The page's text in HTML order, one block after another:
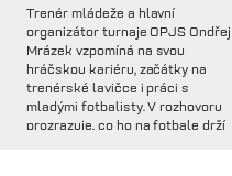
🅱️ Prohra proti rezervě Gorniku
Zabrze.
so 31.1.
🅱️ DNES HRAJÍ HANÁCI 🔴⚪️Dnes
Trenér mládeže a hlavní
organizátor turnaje OPJS Ondřej
Mrázek vzpomíná na svou
hráčskou kariéru, začátky na
trenérské lavičce i práci s
mladými fotbalisty. V rozhovoru
prozrazuje, co ho na fotbale drží